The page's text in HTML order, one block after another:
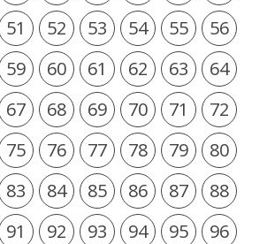
51 52 53 54 55
56
59 60 61 62 63
64
67 68 69 70 71
72
75 76 77 78 79
80
83 84 85 86 87
88
91 92 93 94 95
96